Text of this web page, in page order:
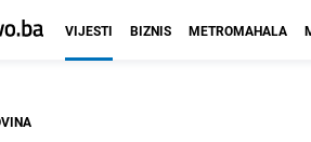
VIJESTI BIZNIS METROMAHALA